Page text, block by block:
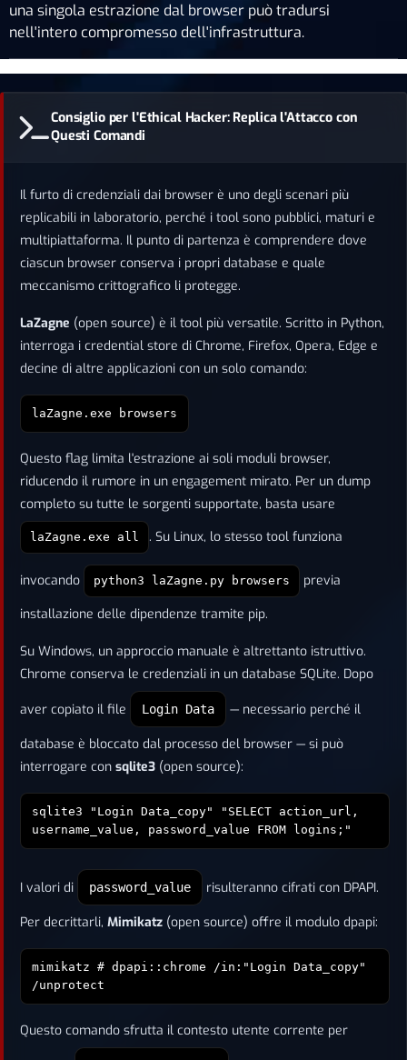
una singola estrazione dal browser può tradursi
nell'intero compromesso dell'infrastruttura.
Consiglio per l'Ethical Hacker: Replica l'Attacco con
Questi Comandi
Il furto di credenziali dai browser è uno degli scenari più
replicabili in laboratorio, perché i tool sono pubblici, maturi e
multipiattaforma. Il punto di partenza è comprendere dove
ciascun browser conserva i propri database e quale
meccanismo crittografico li protegge.
LaZagne (open source) è il tool più versatile. Scritto in Python,
interroga i credential store di Chrome, Firefox, Opera, Edge e
decine di altre applicazioni con un solo comando:
laZagne.exe browsers
Questo flag limita l'estrazione ai soli moduli browser,
riducendo il rumore in un engagement mirato. Per un dump
completo su tutte le sorgenti supportate, basta usare
laZagne.exe all . Su Linux, lo stesso tool funziona
invocando python3 laZagne.py browsers
previa
installazione delle dipendenze tramite pip.
Su Windows, un approccio manuale è altrettanto istruttivo.
Chrome conserva le credenziali in un database SQLite. Dopo
aver copiato il file Login Data
— necessario perché il
database è bloccato dal processo del browser — si può
interrogare con sqlite3 (open source):
sqlite3 "Login Data_copy" "SELECT action_url,
username_value, password_value FROM logins;"
I valori di password_value
risulteranno cifrati con DPAPI.
Per decrittarli, Mimikatz (open source) offre il modulo dpapi:
mimikatz # dpapi::chrome /in:"Login Data_copy"
/unprotect
Questo comando sfrutta il contesto utente corrente per